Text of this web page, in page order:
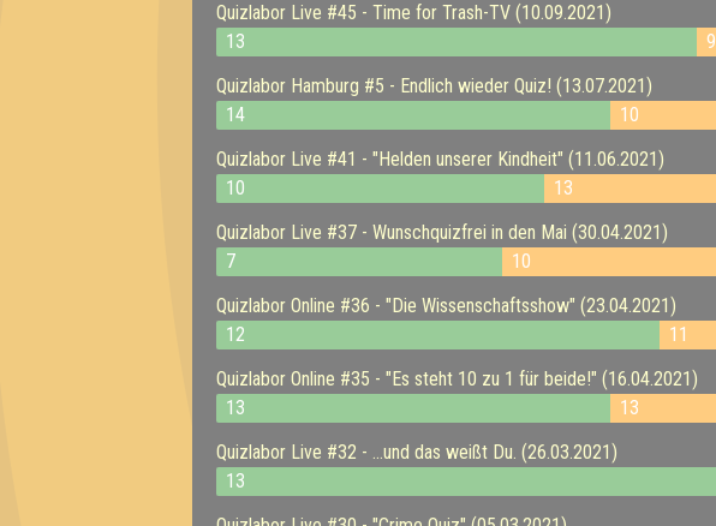
Quizlabor Live #45 - Time for Trash-TV (10.09.2021)
13
9
Quizlabor Hamburg #5 - Endlich wieder Quiz! (13.07.2021)
14
10
Quizlabor Live #41 - "Helden unserer Kindheit" (11.06.2021)
10
13
Quizlabor Live #37 - Wunschquizfrei in den Mai (30.04.2021)
7
10
Quizlabor Online #36 - "Die Wissenschaftsshow" (23.04.2021)
12
11
Quizlabor Online #35 - "Es steht 10 zu 1 für beide!" (16.04.2021)
13
13
Quizlabor Live #32 - ...und das weißt Du. (26.03.2021)
13